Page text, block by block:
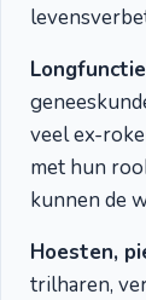
veel ex-
met hun
kunnen de
Hoesten,
trilharen,